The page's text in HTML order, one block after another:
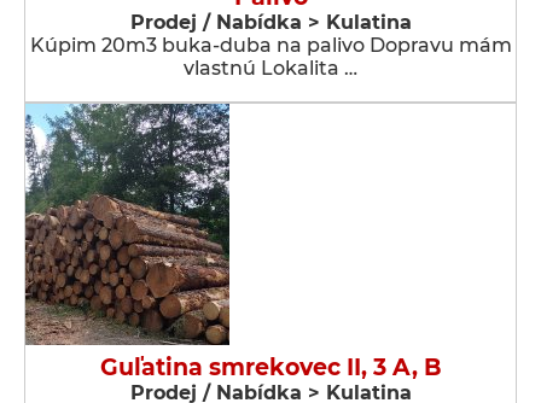
Prodej / Nabídka > Kulatina
Kúpim 20m3 buka-duba na palivo Dopravu mám
vlastnú Lokalita …
Guľatina smrekovec II, 3 A, B
Prodej / Nabídka > Kulatina